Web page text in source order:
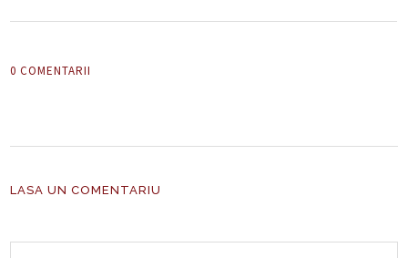
0 COMENTARII
LASA UN COMENTARIU